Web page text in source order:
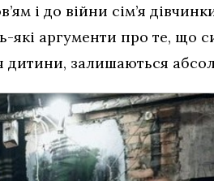
і до війни сім’я
які аргументи про те, що
дитини, залишаються